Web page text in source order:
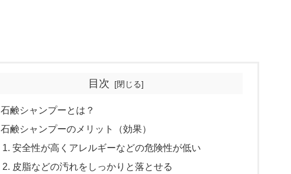
目次
石鹸シャンプーとは？
石鹸シャンプーのメリット（効果）
安全性が高くアレルギーなどの危険性が低い
皮脂などの汚れをしっかりと落とせる